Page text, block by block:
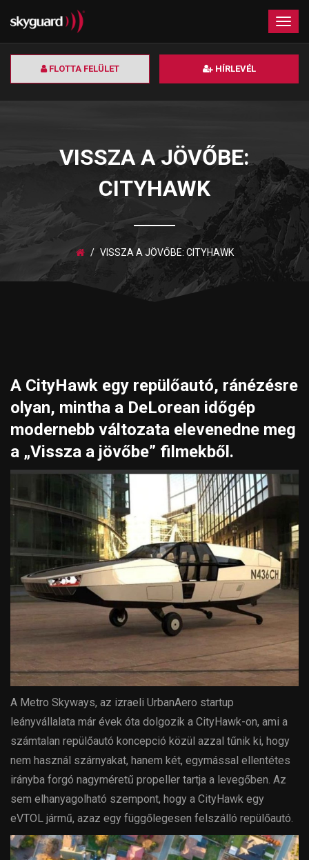
FLOTTA FELÜLET HÍRLEVÉL
×
VISSZA A JÖVŐBE:
CITYHAWK
VISSZA A JÖVŐBE: CITYHAWK
A CityHawk egy repülőautó, ránézésre
olyan, mintha a DeLorean időgép
modernebb változata elevenedne meg
a „Vissza a jövőbe” filmekből.
A Metro Skyways, az izraeli UrbanAero startup
leányvállalata már évek óta dolgozik a CityHawk-on, ami a
számtalan repülőautó koncepció közül azzal tűnik ki, hogy
nem használ szárnyakat, hanem két, egymással ellentétes
irányba forgó nagyméretű propeller tartja a levegőben. Az
sem elhanyagolható szempont, hogy a CityHawk egy
eVTOL jármű, azaz egy függőlegesen felszálló repülőautó.